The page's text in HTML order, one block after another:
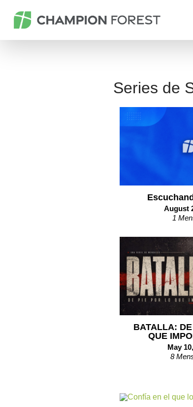
Series de
August
1
BATALLA:
QUE
May
8